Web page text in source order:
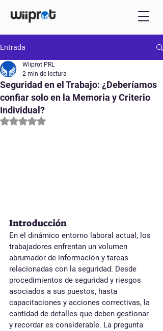
Entrada
Seguridad en el Trabajo: ¿Deberíamos
confiar solo en la Memoria y Criterio
Individual?
Wiiprot PRL
2 min de lectura
Obtuvo NaN de 5 estrellas.
Introducción
En el dinámico entorno laboral actual, los
trabajadores enfrentan un volumen
abrumador de información y tareas
relacionadas con la seguridad. Desde
procedimientos de seguridad y riesgos
asociados a sus puestos, hasta
capacitaciones y acciones correctivas, la
cantidad de detalles que deben gestionar
y recordar es considerable. La pregunta